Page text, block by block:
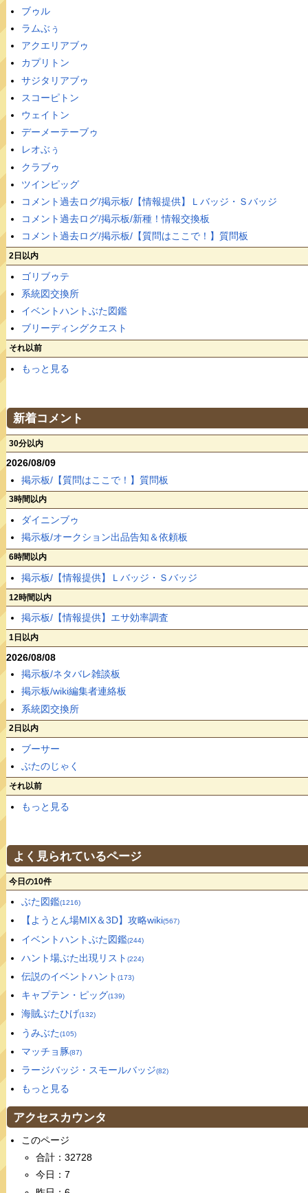
ブゥル
ラムぶぅ
アクエリアブゥ
カプリトン
サジタリアブゥ
スコーピトン
ウェイトン
デーメーテーブゥ
レオぶぅ
クラブゥ
ツインピッグ
コメント過去ログ/掲示板/【情報提供】Ｌバッジ・Ｓバッジ
コメント過去ログ/掲示板/新種！情報交換板
コメント過去ログ/掲示板/【質問はここで！】質問板
2日以内
ゴリブゥテ
系統図交換所
イベントハントぶた図鑑
ブリーディングクエスト
それ以前
もっと見る
新着コメント
30分以内
2026/08/09
掲示板/【質問はここで！】質問板
3時間以内
ダイニンブゥ
掲示板/オークション出品告知＆依頼板
6時間以内
掲示板/【情報提供】Ｌバッジ・Ｓバッジ
12時間以内
掲示板/【情報提供】エサ効率調査
1日以内
2026/08/08
掲示板/ネタバレ雑談板
掲示板/wiki編集者連絡板
系統図交換所
2日以内
ブーサー
ぶたのじゃく
それ以前
もっと見る
よく見られているページ
今日の10件
ぶた図鑑(1216)
【ようとん場MIX＆3D】攻略wiki(567)
イベントハントぶた図鑑(244)
ハント場ぶた出現リスト (224)
伝説のイベントハント (173)
キャプテン・ピッグ(139)
海賊ぶたひげ(132)
うみぶた(105)
マッチョ豚(87)
ラージバッジ・スモールバッジ(82)
もっと見る
アクセスカウンタ
このページ
合計：32728
今日：7